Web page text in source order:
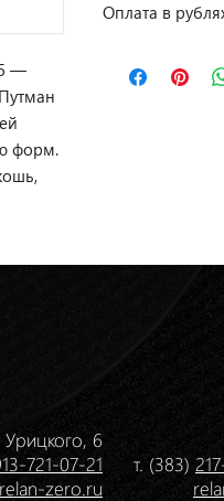
—
форм.
Коллекция: 925
Материал:
Оплата в
Урицкого, 6
721-07-21
zero.ru
т. (383)